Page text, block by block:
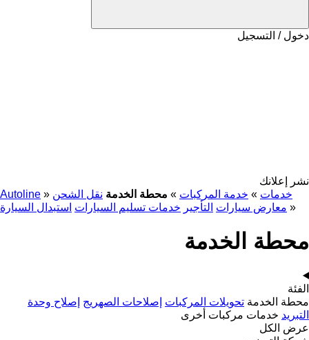
دخول / التسجيل
نشر إعلانك
Autoline » خدمات » خدمة المركبات » محطة الخدمة نقل الشحن
معارض سيارات التأجير خدمات تسليم السيارات استبدال السيارة »
محطة الخدمة
الفئة
محطة الخدمة تحويلات المركبات إصلاحات الصهريج إصلاح وحدة
التبريد خدمات مركبات أخرى
عرض الكل